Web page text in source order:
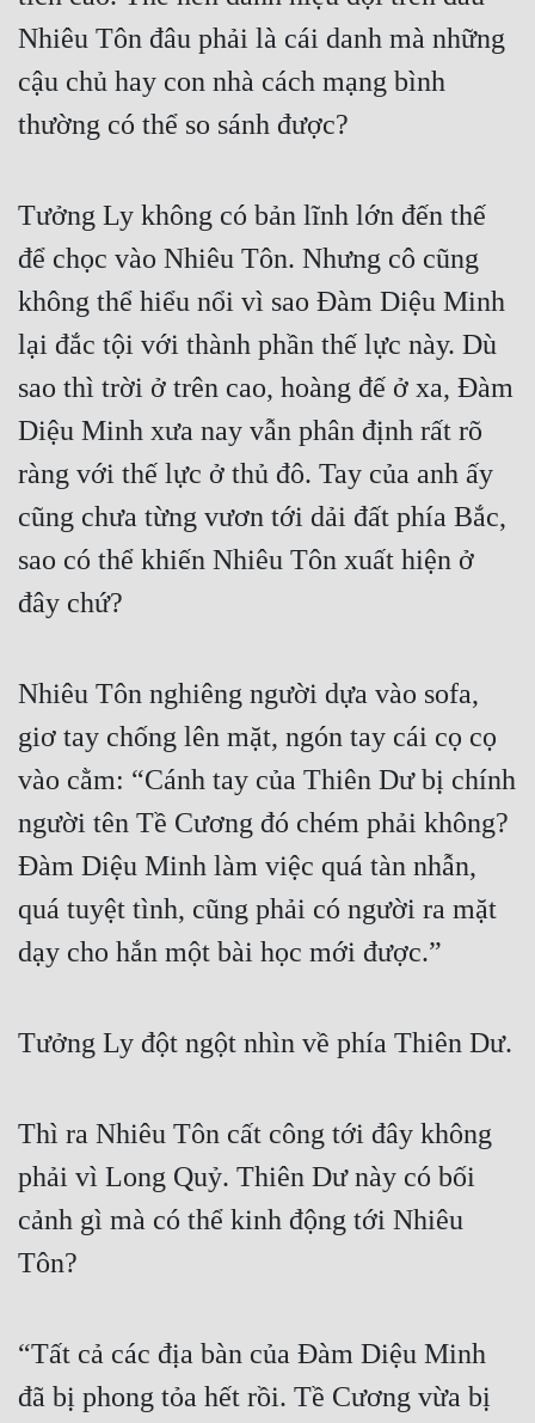
Nhiêu Tôn đâu phải là cái danh mà những
cậu chủ hay con nhà cách mạng bình
thường có thể so sánh được?
Tưởng Ly không có bản lĩnh lớn đến thế
để chọc vào Nhiêu Tôn. Nhưng cô cũng
không thể hiểu nổi vì sao Đàm Diệu Minh
lại đắc tội với thành phần thế lực này. Dù
sao thì trời ở trên cao, hoàng đế ở xa, Đàm
Diệu Minh xưa nay vẫn phân định rất rõ
ràng với thế lực ở thủ đô. Tay của anh ấy
cũng chưa từng vươn tới dải đất phía Bắc,
sao có thể khiến Nhiêu Tôn xuất hiện ở
đây chứ?
Nhiêu Tôn nghiêng người dựa vào sofa,
giơ tay chống lên mặt, ngón tay cái cọ cọ
vào cằm: “Cánh tay của Thiên Dư bị chính
người tên Tề Cương đó chém phải không?
Đàm Diệu Minh làm việc quá tàn nhẫn,
quá tuyệt tình, cũng phải có người ra mặt
dạy cho hắn một bài học mới được.”
Tưởng Ly đột ngột nhìn về phía Thiên Dư.
Thì ra Nhiêu Tôn cất công tới đây không
phải vì Long Quỷ. Thiên Dư này có bối
cảnh gì mà có thể kinh động tới Nhiêu
Tôn?
“Tất cả các địa bàn của Đàm Diệu Minh
đã bị phong tỏa hết rồi. Tề Cương vừa bị